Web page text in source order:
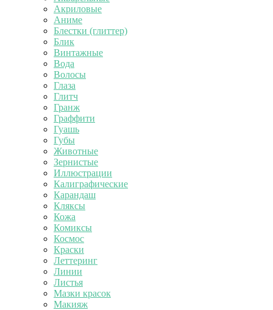
Акриловые
Аниме
Блестки (глиттер)
Блик
Винтажные
Вода
Волосы
Глаза
Глитч
Гранж
Граффити
Гуашь
Губы
Животные
Зернистые
Иллюстрации
Калиграфические
Карандаш
Кляксы
Кожа
Комиксы
Космос
Краски
Леттеринг
Линии
Листья
Мазки красок
Макияж